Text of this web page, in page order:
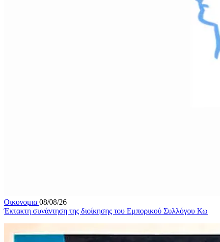
Οικονομια 08/08/26
Έκτακτη συνάντηση της διοίκησης του Εμπορικού Συλλόγου Κω